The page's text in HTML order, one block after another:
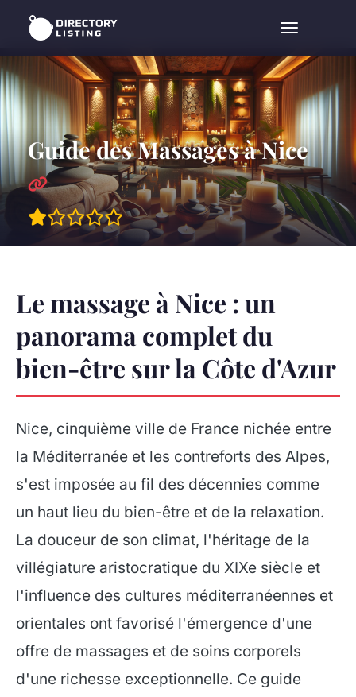
Menu
Guide des Massages à Nice
Le massage à Nice : un
panorama complet du
bien-être sur la Côte d'Azur
Nice, cinquième ville de France nichée entre
la Méditerranée et les contreforts des Alpes,
s'est imposée au fil des décennies comme
un haut lieu du bien-être et de la relaxation.
La douceur de son climat, l'héritage de la
villégiature aristocratique du XIXe siècle et
l'influence des cultures méditerranéennes et
orientales ont favorisé l'émergence d'une
offre de massages et de soins corporels
d'une richesse exceptionnelle. Ce guide